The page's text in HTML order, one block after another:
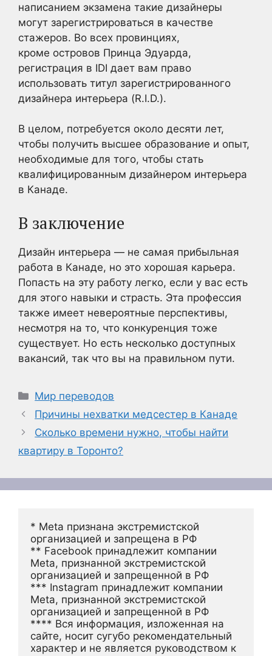
написанием экзамена такие дизайнеры
могут зарегистрироваться в качестве
стажеров. Во всех провинциях,
кроме островов Принца Эдуарда,
регистрация в IDI дает вам право
использовать титул зарегистрированного
дизайнера интерьера (R.I.D.).
В целом, потребуется около десяти лет,
чтобы получить высшее образование и опыт,
необходимые для того, чтобы стать
квалифицированным дизайнером интерьера
в Канаде.
В заключение
Дизайн интерьера — не самая прибыльная
работа в Канаде, но это хорошая карьера.
Попасть на эту работу легко, если у вас есть
для этого навыки и страсть. Эта профессия
также имеет невероятные перспективы,
несмотря на то, что конкуренция тоже
существует. Но есть несколько доступных
вакансий, так что вы на правильном пути.
Рубрики
Мир переводов
Причины нехватки медсестер в Канаде
Сколько времени нужно, чтобы найти
квартиру в Торонто?
* Meta признана экстремистской
организацией и запрещена в РФ
** Facebook принадлежит компании
Meta, признанной экстремистской
организацией и запрещенной в РФ
*** Instagram принадлежит компании
Meta, признанной экстремистской
организацией и запрещенной в РФ
**** Вся информация, изложенная на
сайте, носит сугубо рекомендательный
характер и не является руководством к